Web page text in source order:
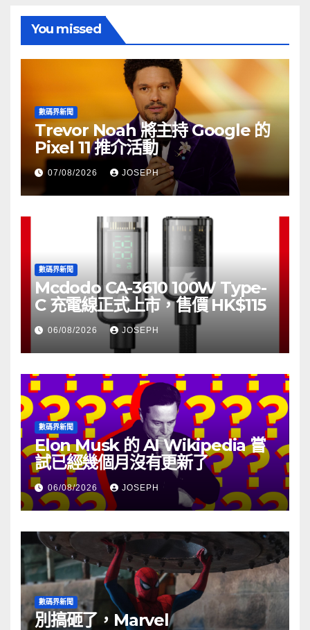
You missed
數碼界新聞
Trevor Noah 將主持 Google 的
Pixel 11 推介活動
07/08/2026 JOSEPH
數碼界新聞
Mcdodo CA-3610 100W Type-
C 充電線正式上市，售價 HK$115
06/08/2026 JOSEPH
數碼界新聞
Elon Musk 的 AI Wikipedia 嘗
試已經幾個月沒有更新了
06/08/2026 JOSEPH
數碼界新聞
別搞砸了，Marvel